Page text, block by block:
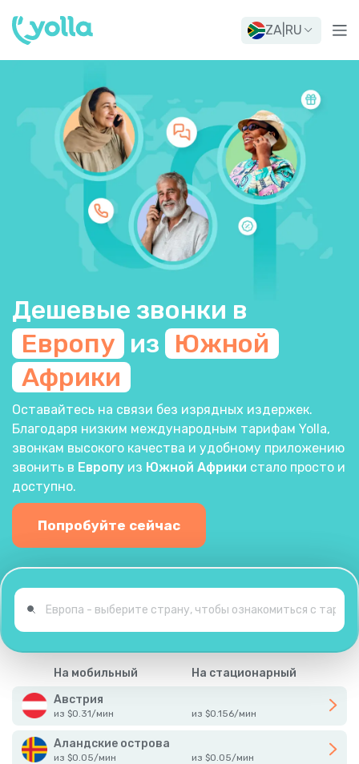
ZA RU
Дешевые звонки в
Европу из Южной
Африки
Оставайтесь на связи без изрядных издержек.
Благодаря низким международным тарифам Yolla,
звонкам высокого качества и удобному приложению
звонить в Европу из Южной Африки стало просто и
доступно.
Попробуйте сейчас
На мобильный
На стационарный
Австрия
из $0.31/мин из $0.156/мин
Аландские острова
из $0.05/мин из $0.05/мин